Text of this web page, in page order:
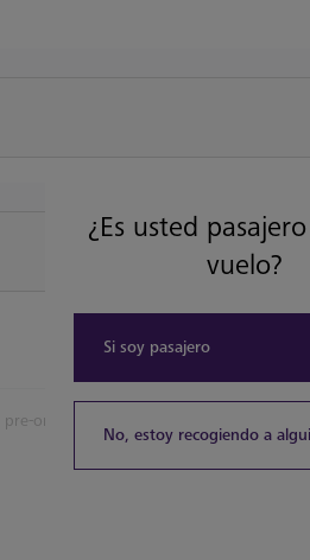
order.
¿Es usted
vuelo?
Si soy pasajero
No, estoy recogiendo a